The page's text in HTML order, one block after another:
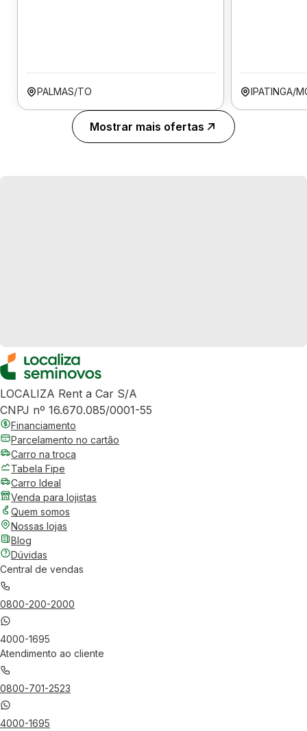
PALMAS/TO IPATINGA/
Mostrar mais ofertas
LOCALIZA Rent a Car S/A
CNPJ nº 16.670.085/0001-55
Financiamento
Parcelamento no cartão
Carro na troca
Tabela Fipe
Carro Ideal
Venda para lojistas
Quem somos
Nossas lojas
Blog
Dúvidas
Central de vendas
0800-200-2000
4000-1695
Atendimento ao cliente
0800-701-2523
4000-1695